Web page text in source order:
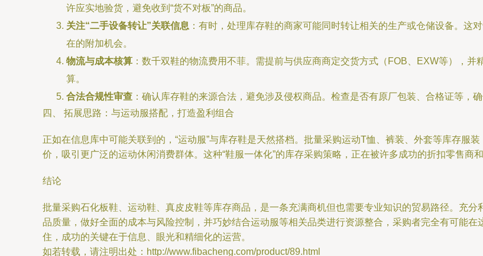
许应实地验货，避免收到“货不对板”的商品。
关注“二手设备转让”关联信息 ：有时，处理库存鞋的商家可能同时转让相关的生产或仓储设备。
在的附加机会。
物流与成本核算 ：数千双鞋的物流费用不菲。需提前与供应商商定交货方式（FOB、EXW等），
算。
合法合规性审查 ：确认库存鞋的来源合法，避免涉及侵权商品。检查是否有原厂包装、合格证等，
四、 拓展思路：与运动服搭配，打造盈利组合
正如在信息库中可能关联到的，“运动服”与库存鞋是天然搭档。批量采购运动T恤、裤装、外套等库存服
价，吸引更广泛的运动休闲消费群体。这种“鞋服一体化”的库存采购策略，正在被许多成功的折扣零售商
结论
批量采购石化板鞋、运动鞋、真皮皮鞋等库存商品，是一条充满商机但也需要专业知识的贸易路径。充
品质量，做好全面的成本与风险控制，并巧妙结合运动服等相关品类进行资源整合，采购者完全有可能
住，成功的关键在于信息、眼光和精细化的运营。
如若转载，请注明出处：http://www.fibacheng.com/product/89.html